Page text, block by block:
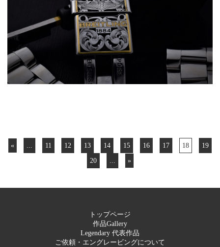
« 11 12 13 14 15 16 17 18 19
20 »
トップページ
作品Gallery
Legendary 代表作品
ご依頼・エングレービングについて